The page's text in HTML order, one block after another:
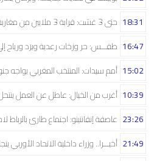
حتى 3 غشت: قرابة 3 ملايين من مغاربة العالم دخلوا المغرب 18:31
طقـــس: حر وزخات رعدية وبرَد ورياح 16:47
أمم سيدات: المنتخب المغربي يواجه 15:02
أغرب من الخيال: عاطل عن العمل 10:39
عاصفة إنفانتينو: اجتماع طارئ 23:26
أخيـــرا.. وزراء داخلية الاتحاد 21:49